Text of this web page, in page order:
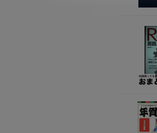
【8月簽到活動
活動期間
2026年8
每人單一
本月每完
會員需完
Letao